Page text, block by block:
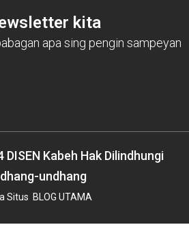
kita
apa sing pengin sampeyan
Kabeh Hak Dilindhungi
undhang
Situs BLOG UTAMA